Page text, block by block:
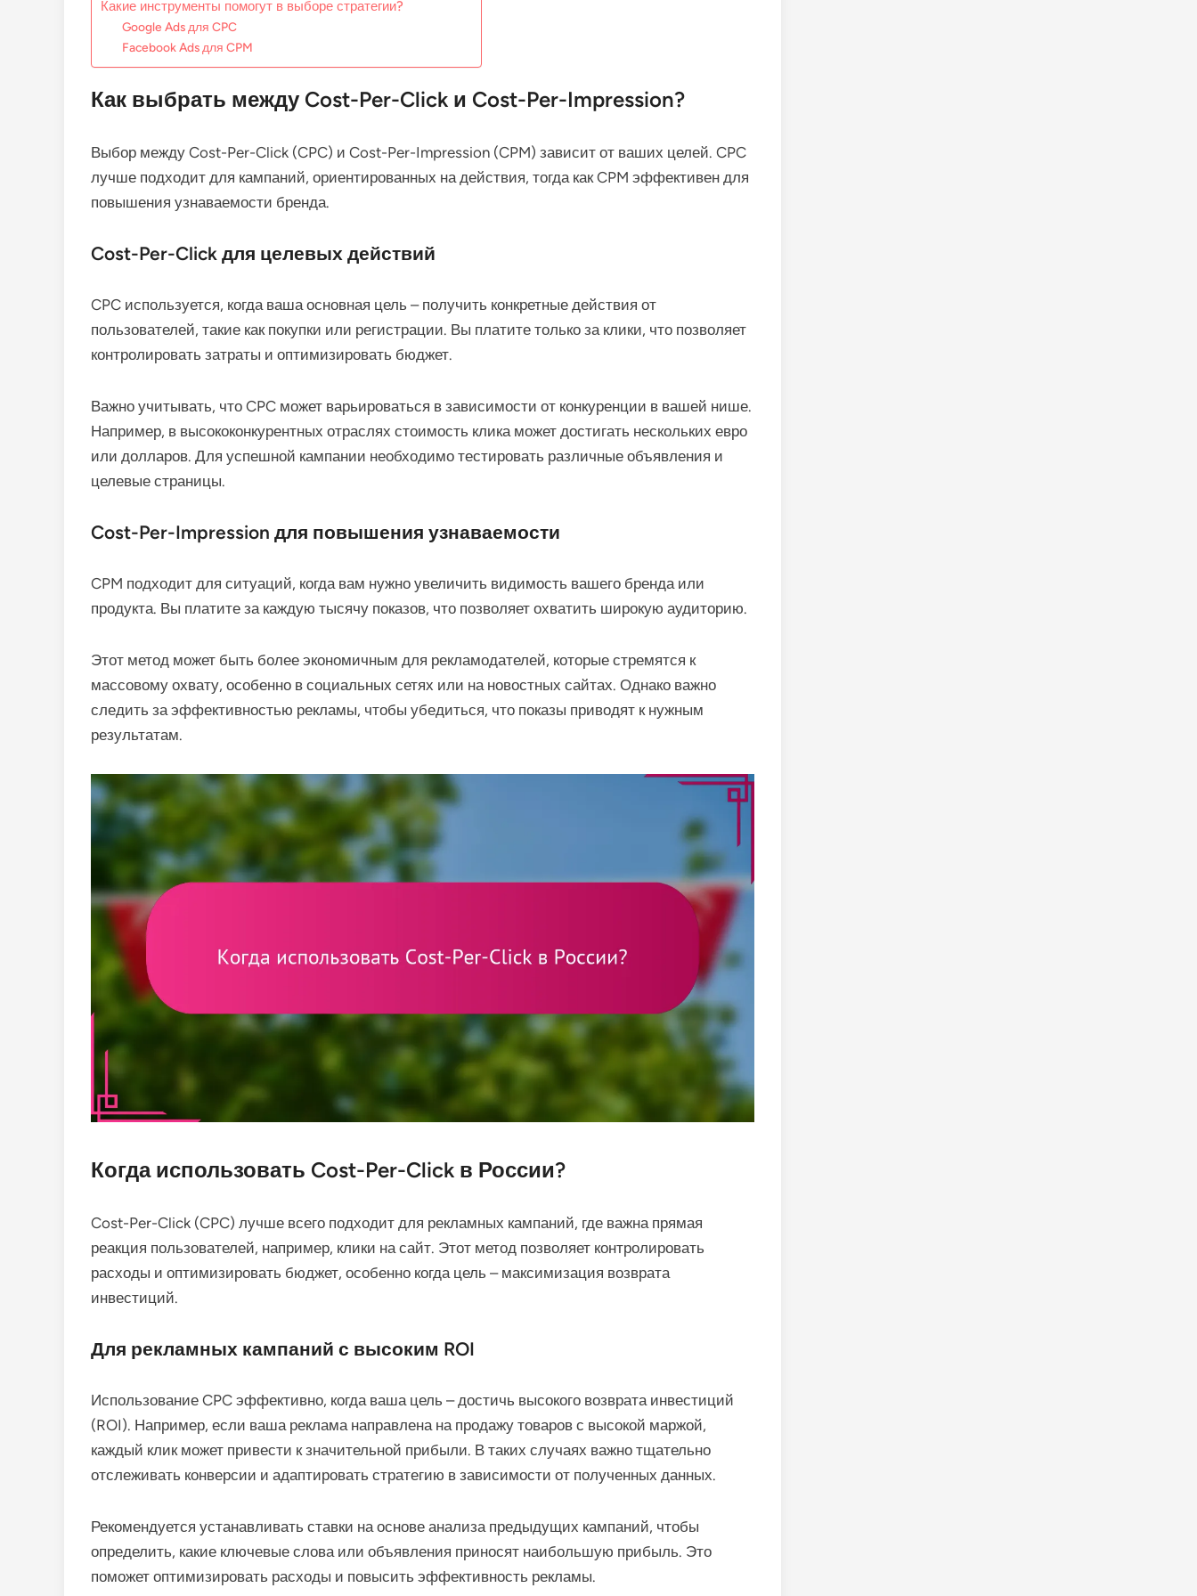
Какие инструменты помогут в выборе стратегии?
Google Ads для CPC
Facebook Ads для CPM
Как выбрать между Cost-Per-Click и Cost-Per-Impression?
Выбор между Cost-Per-Click (CPC) и Cost-Per-Impression (CPM) зависит от ваших целей. CPC
лучше подходит для кампаний, ориентированных на действия, тогда как CPM эффективен для
повышения узнаваемости бренда.
Cost-Per-Click для целевых действий
CPC используется, когда ваша основная цель – получить конкретные действия от
пользователей, такие как покупки или регистрации. Вы платите только за клики, что позволяет
контролировать затраты и оптимизировать бюджет.
Важно учитывать, что CPC может варьироваться в зависимости от конкуренции в вашей нише.
Например, в высококонкурентных отраслях стоимость клика может достигать нескольких евро
или долларов. Для успешной кампании необходимо тестировать различные объявления и
целевые страницы.
Cost-Per-Impression для повышения узнаваемости
CPM подходит для ситуаций, когда вам нужно увеличить видимость вашего бренда или
продукта. Вы платите за каждую тысячу показов, что позволяет охватить широкую аудиторию.
Этот метод может быть более экономичным для рекламодателей, которые стремятся к
массовому охвату, особенно в социальных сетях или на новостных сайтах. Однако важно
следить за эффективностью рекламы, чтобы убедиться, что показы приводят к нужным
результатам.
Когда использовать Cost-Per-Click в России?
Cost-Per-Click (CPC) лучше всего подходит для рекламных кампаний, где важна прямая
реакция пользователей, например, клики на сайт. Этот метод позволяет контролировать
расходы и оптимизировать бюджет, особенно когда цель – максимизация возврата
инвестиций.
Для рекламных кампаний с высоким ROI
Использование CPC эффективно, когда ваша цель – достичь высокого возврата инвестиций
(ROI). Например, если ваша реклама направлена на продажу товаров с высокой маржой,
каждый клик может привести к значительной прибыли. В таких случаях важно тщательно
отслеживать конверсии и адаптировать стратегию в зависимости от полученных данных.
Рекомендуется устанавливать ставки на основе анализа предыдущих кампаний, чтобы
определить, какие ключевые слова или объявления приносят наибольшую прибыль. Это
поможет оптимизировать расходы и повысить эффективность рекламы.